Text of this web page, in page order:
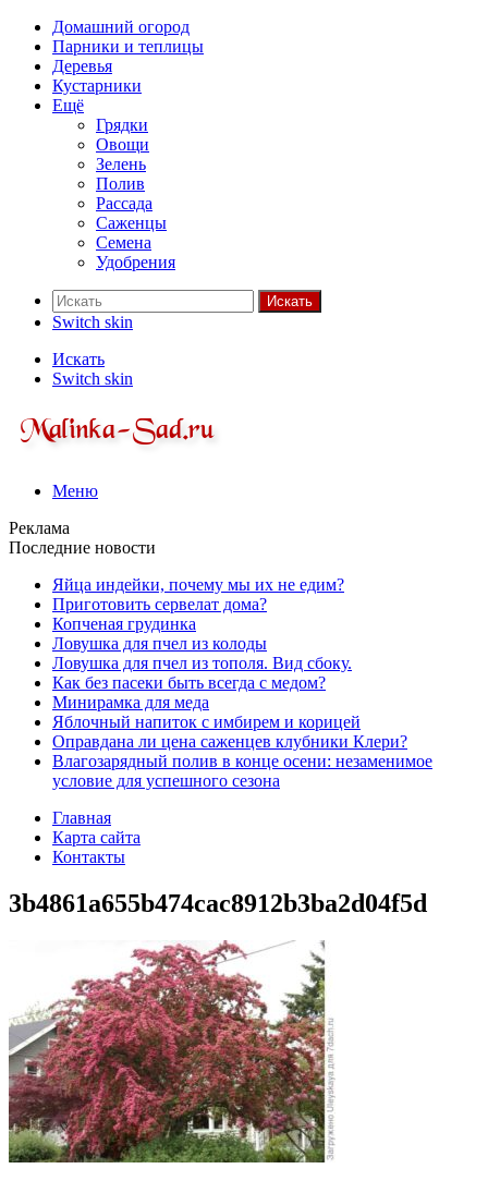
Домашний огород
Парники и теплицы
Деревья
Кустарники
Ещё
Грядки
Овощи
Зелень
Полив
Рассада
Саженцы
Семена
Удобрения
Искать
Switch skin
Искать
Switch skin
Меню
Реклама
Последние новости
Яйца индейки, почему мы их не едим?
Приготовить сервелат⁠⁠ дома?
Копченая грудинка
Ловушка для пчел из колоды
Ловушка для пчел из тополя. Вид сбоку.
Как без пасеки быть всегда с медом?
Минирамка для меда
Яблочный напиток с имбирем и корицей
Оправдана ли цена саженцев клубники Клери?
Влагозарядный полив в конце осени: незаменимое
условие для успешного сезона
Главная
Карта сайта
Контакты
3b4861a655b474cac8912b3ba2d04f5d